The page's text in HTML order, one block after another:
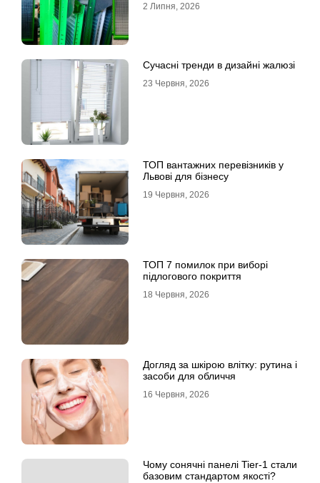
2 Липня, 2026
Сучасні тренди в дизайні жалюзі
23 Червня, 2026
ТОП вантажних перевізників у
Львові для бізнесу
19 Червня, 2026
ТОП 7 помилок при виборі
підлогового покриття
18 Червня, 2026
Догляд за шкірою влітку: рутина і
засоби для обличчя
16 Червня, 2026
Чому сонячні панелі Tier-1 стали
базовим стандартом якості?